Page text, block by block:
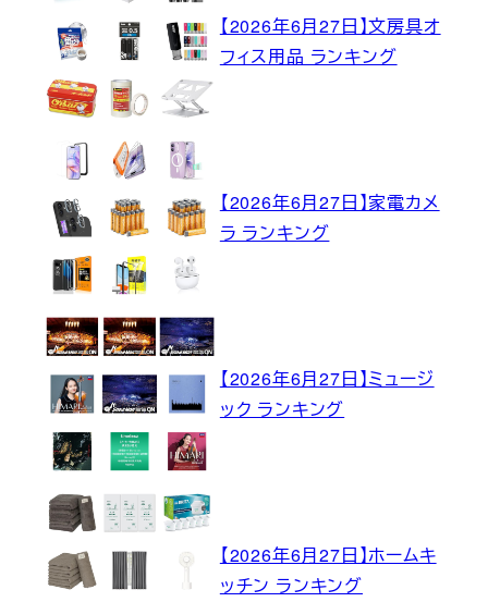
【2026年6月27日】文房具オ
フィス用品 ランキング
【2026年6月27日】家電カメ
ラ ランキング
【2026年6月27日】ミュージ
ック ランキング
【2026年6月27日】ホームキ
ッチン ランキング